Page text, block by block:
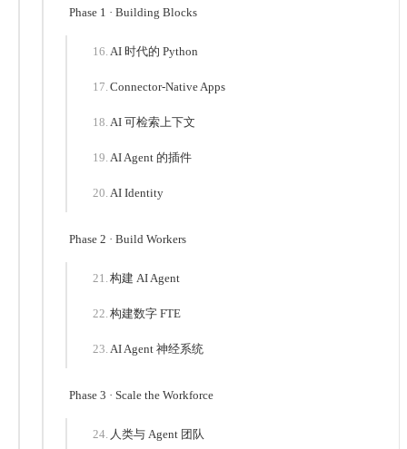
Phase 1 · Building Blocks
AI 时代的 Python
Connector-Native Apps
AI 可检索上下文
AI Agent 的插件
AI Identity
Phase 2 · Build Workers
构建 AI Agent
构建数字 FTE
AI Agent 神经系统
Phase 3 · Scale the Workforce
人类与 Agent 团队